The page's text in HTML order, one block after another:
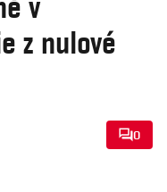
z nulové
0